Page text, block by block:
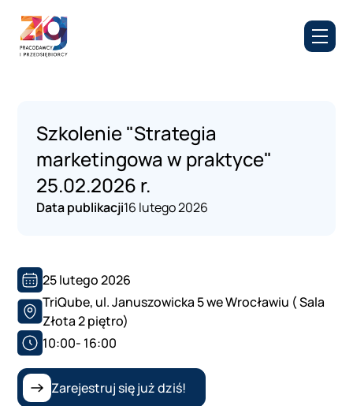
Szkolenie "Strategia
marketingowa w praktyce"
25.02.2026 r.
Data publikacji16 lutego 2026
25 lutego 2026
TriQube, ul. Januszowicka 5 we Wrocławiu ( Sala
Złota 2 piętro)
10:00- 16:00
Zarejestruj się już dziś!